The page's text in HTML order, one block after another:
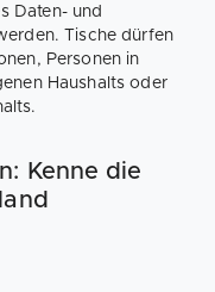
Daten- und
Tische dürfen
Personen in
Haushalts oder
Kenne die